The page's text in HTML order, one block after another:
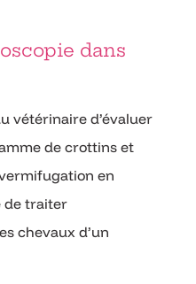
dans
vétérinaire d’évaluer
de crottins et
en
de traiter
chevaux d’un